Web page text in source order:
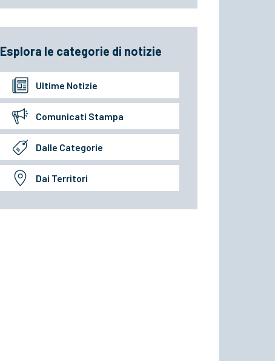
Esplora le categorie di notizie
Ultime Notizie
Comunicati Stampa
Dalle Categorie
Dai Territori